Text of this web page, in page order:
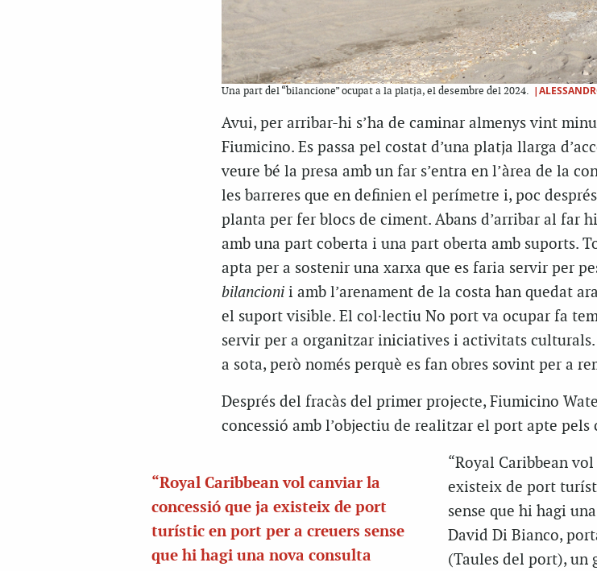
Una part del “bilancione” ocupat a la platja, el desembre del 2024.
Avui, per arribar-hi s’ha de caminar almenys vint
Fiumicino. Es passa pel costat d’una platja llarga
veure bé la presa amb un far s’entra en l’àrea de la
les barreres que en definien el perímetre i, poc
planta per fer blocs de ciment. Abans d’arribar al far
amb una part coberta i una part oberta amb suports.
apta per a sostenir una xarxa que es faria servir per
bilancionii amb l’arenament de la costa han quedat
el suport visible. El col·lectiu No port va ocupar fa
servir per a organitzar iniciatives i activitats culturals.
a sota, però només perquè es fan obres sovint per a
Després del fracàs del primer projecte, Fiumicino
concessió amb l’objectiu de realitzar el port apte pels
“Royal Caribbean vol canviar la
concessió que ja existeix de port
turístic en port per a creuers sense
que hi hagi una nova consulta
“Royal Caribbean
existeix de port
sense que hi hagi
David Di Bianco,
(Taules del port), un